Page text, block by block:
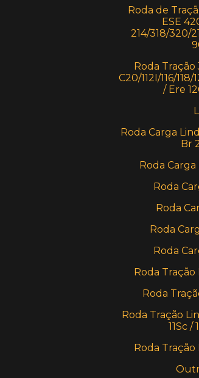
Roda de
ESE
214/318/320/
Roda
C20/112I/116/
/ Ere
Roda Carga
Br
Roda Carga
Roda
Roda
Roda
Roda
Roda
Roda
Roda Tração
11Sc /
Roda